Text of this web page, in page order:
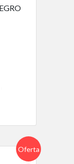
Oferta